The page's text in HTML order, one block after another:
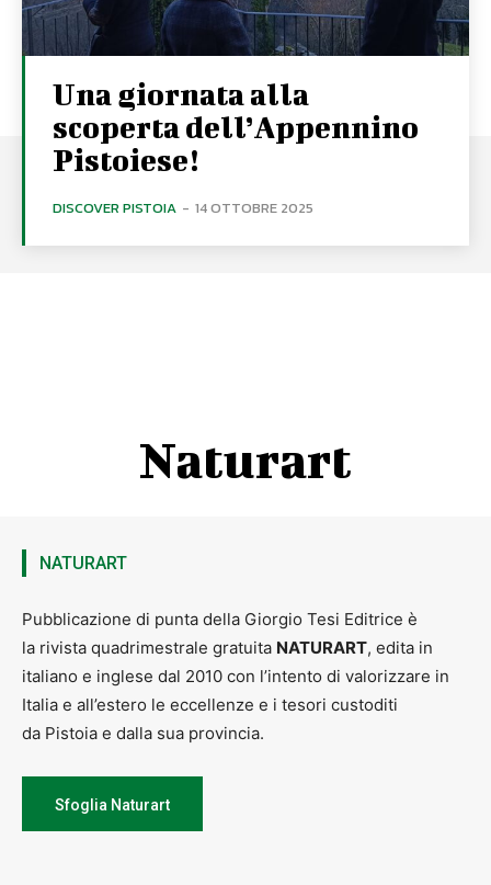
Una giornata alla
scoperta dell’Appennino
Pistoiese!
DISCOVER PISTOIA - 14 OTTOBRE 2025
Naturart
NATURART
Pubblicazione di punta della Giorgio Tesi Editrice è
la rivista quadrimestrale gratuita NATURART, edita in
italiano e inglese dal 2010 con l’intento di valorizzare in
Italia e all’estero le eccellenze e i tesori custoditi
da Pistoia e dalla sua provincia.
Sfoglia Naturart